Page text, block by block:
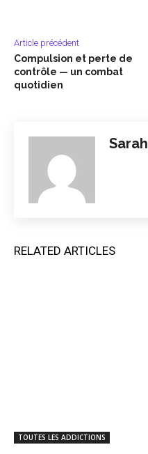
Article précédent
Compulsion et perte de
contrôle — un combat
quotidien
Sarah
RELATED ARTICLES
TOUTES LES ADDICTIONS